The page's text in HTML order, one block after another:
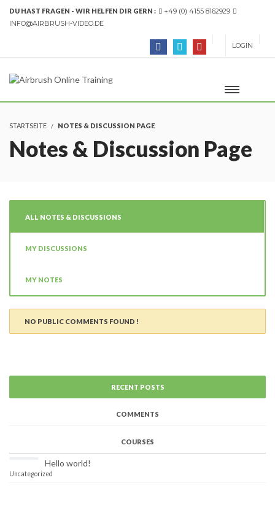
DU HAST FRAGEN - WIR HELFEN DIR GERN :
+49 (0) 4155 8162929
INFO@AIRBRUSH-VIDEO.DE
LOGIN
STARTSEITE NOTES & DISCUSSION PAGE
Notes & Discussion Page
ALL NOTES & DISCUSSIONS
MY DISCUSSIONS
MY NOTES
NO PUBLIC COMMENTS FOUND !
RECENT POSTS
COMMENTS
COURSES
Hello world!
Uncategorized